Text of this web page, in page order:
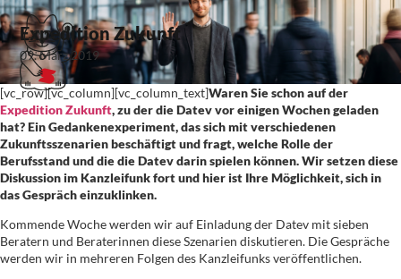
Expedition Zukunft
09. März 2019
[vc_row][vc_column][vc_column_text]Waren Sie schon auf der
Expedition Zukunft, zu der die Datev vor einigen Wochen geladen
hat? Ein Gedankenexperiment, das sich mit verschiedenen
Zukunftsszenarien beschäftigt und fragt, welche Rolle der
Berufsstand und die die Datev darin spielen können. Wir setzen diese
Diskussion im Kanzleifunk fort und hier ist Ihre Möglichkeit, sich in
das Gespräch einzuklinken.
Kommende Woche werden wir auf Einladung der Datev mit sieben
Beratern und Beraterinnen diese Szenarien diskutieren. Die Gespräche
werden wir in mehreren Folgen des Kanzleifunks veröffentlichen.